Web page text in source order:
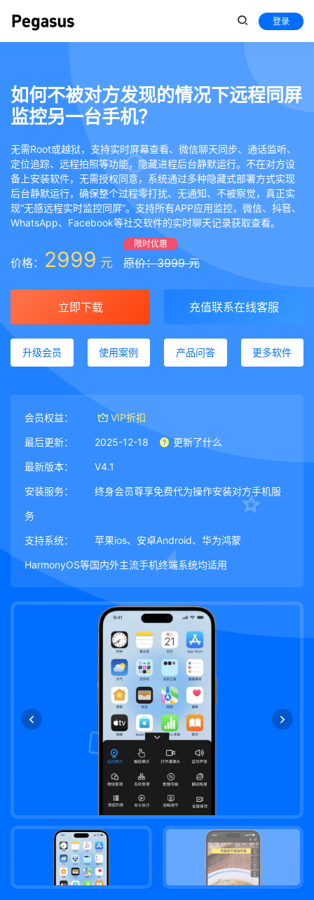
登录
如何不被对方发现的情况下远程同屏
监控另一台手机？
无需Root或越狱，支持实时屏幕查看、微信聊天同步、通话监听、
定位追踪、远程拍照等功能，隐藏进程后台静默运行。不在对方设
备上安装软件，无需授权同意，系统通过多种隐藏式部署方式实现
后台静默运行，确保整个过程零打扰、无通知、不被察觉，真正实
现“无感远程实时监控同屏”。支持所有APP应用监控，微信、抖音、
WhatsApp、Facebook等社交软件的实时聊天记录获取查看。
价格： 2999 元
限时优惠
原价：3999 元
立即下载 充值联系在线客服
升级会员 使用案例 产品问答 更多软件
会员权益： VIP折扣
最后更新： 2025-12-18 更新了什么
最新版本： V4.1
安装服务： 终身会员尊享免费代为操作安装对方手机服
务
支持系统： 苹果ios、安卓Android、华为鸿蒙
HarmonyOS等国内外主流手机终端系统均适用